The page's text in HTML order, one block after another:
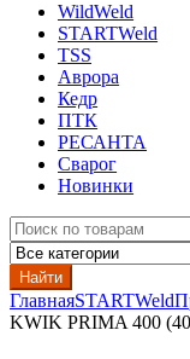
WildWeld
STARTWeld
TSS
Аврора
Кедр
ПТК
РЕСАНТА
Сварог
Новинки
Search
for:
Найти
ГлавнаяSTARTWeld
KWIK PRIMA 400